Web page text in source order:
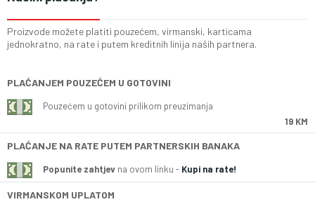
Proizvode možete platiti pouzećem, virmanski, karticama
jednokratno, na rate i putem kreditnih linija naših partnera.
PLAĆANJEM POUZEĆEM U GOTOVINI
Pouzećem u gotovini prilikom preuzimanja
19 KM
PLAĆANJE NA RATE PUTEM PARTNERSKIH BANAKA
Popunite zahtjev na ovom linku - Kupi na rate!
VIRMANSKOM UPLATOM